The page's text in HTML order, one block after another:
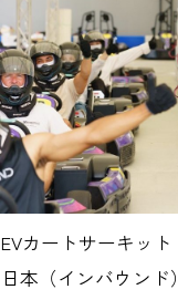
EVカートサーキット
日本（インバウンド）